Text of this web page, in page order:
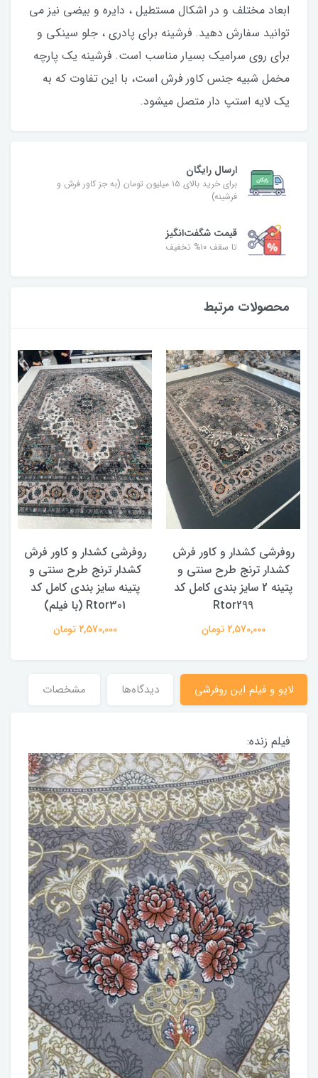
ابعاد مختلف و در اشکال مستطیل ، دایره و بیضی نیز می
توانید سفارش دهید. فرشینه برای پادری ، جلو سینکی و
برای روی سرامیک بسیار مناسب است. فرشینه یک پارچه
مخمل شبیه جنس کاور فرش است، با این تفاوت که به
یک لایه استپ دار متصل میشود.
ارسال رایگان
برای خرید بالای ۱۵ میلیون تومان (به جز کاور فرش و
فرشینه)
قیمت شگفت‌انگیز
تا سقف ۱۰% تخفیف
محصولات مرتبط
روفرشی کشدار و کاور فرش
کشدار ترنج طرح سنتی و
پتینه 2 سایز بندی کامل کد
Rtor299
2,570,000 تومان
روفرشی کشدار و کاور فرش
کشدار ترنج طرح سنتی و
پتینه سایز بندی کامل کد
Rtor301 (با فیلم)
2,570,000 تومان
لایو و فیلم این روفرشی دیدگاه‌ها مشخصات
فیلم زنده: